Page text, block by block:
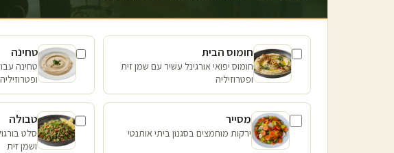
חומוס הבית
חומוס יפואי אורגינל עשיר עם שמן זית
ופטרוזיליה
טחינה
טחינה
מסייר
ירקות מוחמצים בסגנון ביתי אותנטי
טבולה
סלט
ושמן זית